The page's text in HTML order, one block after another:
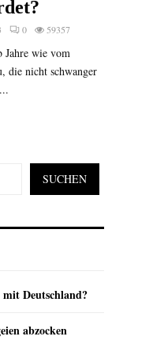
0 59357
Jahre wie vom
die nicht schwanger
SUCHEN
Deutschland?
abzocken